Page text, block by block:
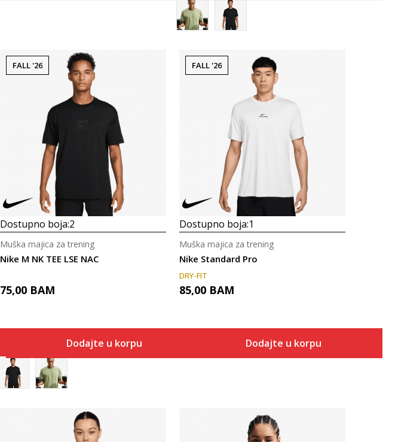
FALL '26
Dostupno boja:2
Nike M NK TEE LSE NAC
Muška majica za trening
75,00 BAM
Dodajte u korpu
Uporedi
FALL '26
Dostupno boja:1
Nike Standard Pro
Muška majica za trening
DRY-FIT
85,00 BAM
Dodajte u korpu